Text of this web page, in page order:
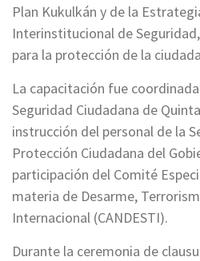
Plan Kukulkán y de la
Interinstitucional de
para la protección de la
La capacitación fue
Seguridad Ciudadana de
instrucción del personal de la
Protección Ciudadana del
participación del Comité
materia de Desarme,
Internacional (CANDESTI).
Durante la ceremonia de